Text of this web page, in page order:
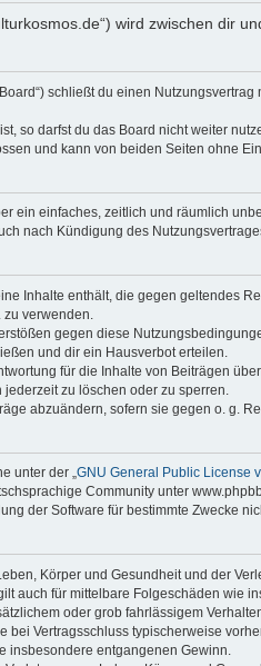
wird zwischen dir
schließt du einen
so darfst du das Board nicht weiter
und kann von beiden Seiten ohne
ein einfaches, zeitlich und räumlich
nach Kündigung des
Inhalte enthält, die gegen geltendes
verwenden.
gegen diese
und dir ein Hausverbot erteilen.
für die Inhalte von Beiträgen
zu löschen oder zu sperren.
abzuändern, sofern sie gegen o. g.
unter der „GNU General Public License
Community unter
der Software für bestimmte Zwecke
Körper und Gesundheit und der
auch für mittelbare Folgeschäden wie
oder grob fahrlässigem
bei Vertragsschluss typischerweise
insbesondere entgangenen Gewinn.